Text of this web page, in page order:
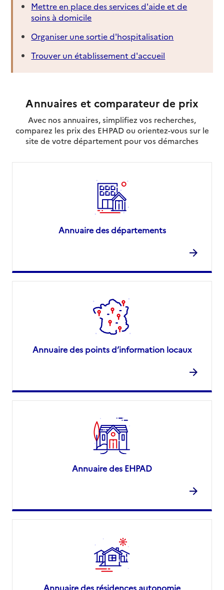
Mettre en place des services d'aide et de
soins à domicile
Organiser une sortie d'hospitalisation
Trouver un établissement d'accueil
Annuaires et comparateur de prix
Avec nos annuaires, simplifiez vos recherches,
comparez les prix des EHPAD ou orientez-vous sur le
site de votre département pour vos démarches
Annuaire des départements
Annuaire des points d’information locaux
Annuaire des EHPAD
Annuaire des résidences autonomie